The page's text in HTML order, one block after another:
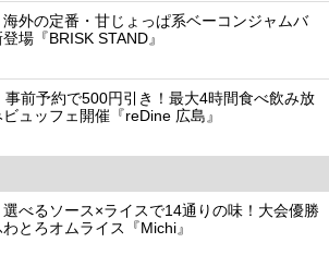
外の定番・甘じょっぱ系ベーコンジャムバ
場『BRISK STAND』
事前予約で500円引き！最大4時間食べ飲み放
ュッフェ開催『reDine 広島』
べるソース×ライスで14通りの味！大会優勝
とろオムライス『Michi』